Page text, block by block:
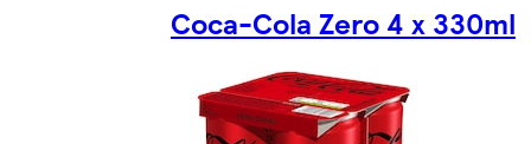
Coca-Cola Zero 4 x 330ml